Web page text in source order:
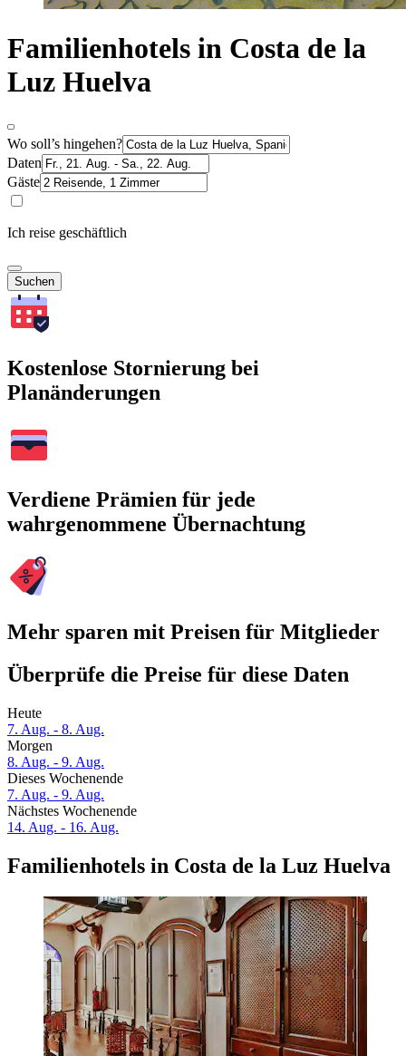
Familienhotels in Costa de la
Luz Huelva
Wo soll’s hingehen?
Daten
Gäste
Ich reise geschäftlich
Suchen
Kostenlose Stornierung bei
Planänderungen
Verdiene Prämien für jede
wahrgenommene Übernachtung
Mehr sparen mit Preisen für Mitglieder
Überprüfe die Preise für diese Daten
Heute
7. Aug. - 8. Aug.
Morgen
8. Aug. - 9. Aug.
Dieses Wochenende
7. Aug. - 9. Aug.
Nächstes Wochenende
14. Aug. - 16. Aug.
Familienhotels in Costa de la Luz Huelva